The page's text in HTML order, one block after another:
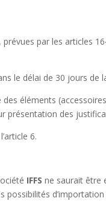
par les articles
le délai de 30 jours de
éléments
présentation des
6.
IFFS ne saurait être